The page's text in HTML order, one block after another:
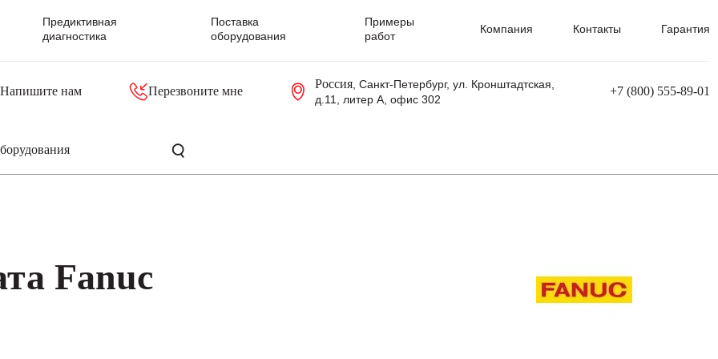
Предиктивная
диагностика
Поставка
оборудования
Примеры
работ
Компания Контакты Гарантия
Напишите нам Перезвоните мне
Россия, Санкт-Петербург, ул. Кронштадтская,
д.11, литер А, офис 302
+7 (800) 555-89-01
Fanuc